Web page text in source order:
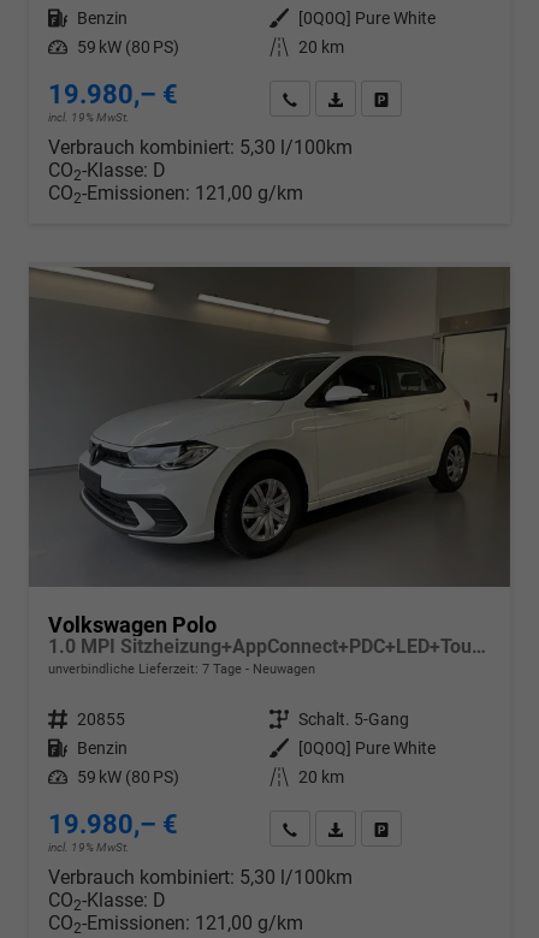
Kraftstoff Benzin Außenfarbe
[0Q0Q] Pure White
Leistung 59 kW (80 PS) Kilometerstand 20 km
19.980,– €
incl. 19% MwSt.
Wir rufen Sie anPDF-Datei, Fahrzeugexposé
Verbrauch kombiniert: 5,30 l/100km
CO2-Klasse: D
CO2-Emissionen: 121,00 g/km
Volkswagen Polo
1.0 MPI Sitzheizung+AppConnect+PDC+LED+Touch+Lichtsensor+MultiLenkrad
unverbindliche Lieferzeit: 7 Tage Neuwagen
Fahrzeugnr. 20855 Getriebe Schalt. 5-Gang
Kraftstoff Benzin Außenfarbe
[0Q0Q] Pure White
Leistung 59 kW (80 PS) Kilometerstand 20 km
19.980,– €
incl. 19% MwSt.
Wir rufen Sie anPDF-Datei, Fahrzeugexposé
Verbrauch kombiniert: 5,30 l/100km
CO2-Klasse: D
CO2-Emissionen: 121,00 g/km